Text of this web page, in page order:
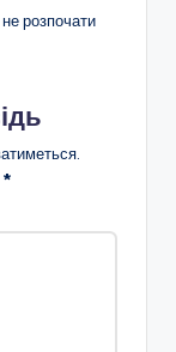
розпочати
*